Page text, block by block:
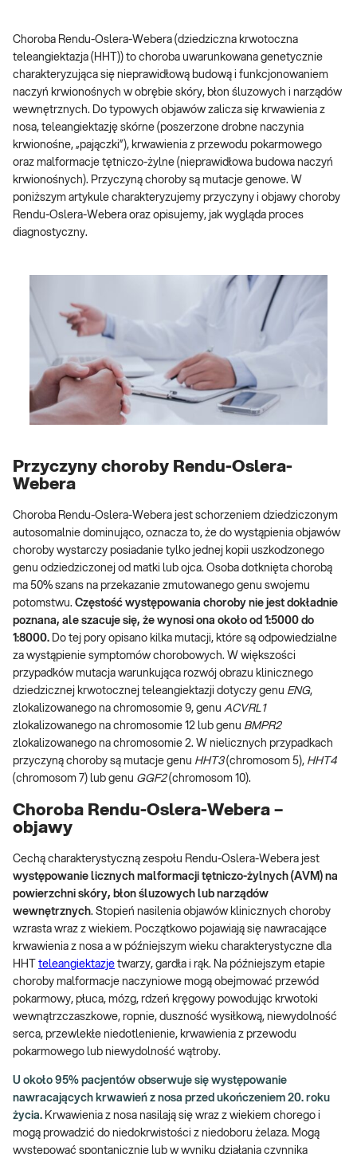
Choroba Rendu-Oslera-Webera (dziedziczna krwotoczna
teleangiektazja (HHT)) to choroba uwarunkowana genetycznie
charakteryzująca się nieprawidłową budową i funkcjonowaniem
naczyń krwionośnych w obrębie skóry, błon śluzowych i narządów
wewnętrznych. Do typowych objawów zalicza się krwawienia z
nosa, teleangiektazję skórne (poszerzone drobne naczynia
krwionośne, „pajączki”), krwawienia z przewodu pokarmowego
oraz malformacje tętniczo-żylne (nieprawidłowa budowa naczyń
krwionośnych). Przyczyną choroby są mutacje genowe. W
poniższym artykule charakteryzujemy przyczyny i objawy choroby
Rendu-Oslera-Webera oraz opisujemy, jak wygląda proces
diagnostyczny.
Przyczyny choroby Rendu-Oslera-
Webera
Choroba Rendu-Oslera-Webera jest schorzeniem dziedziczonym
autosomalnie dominująco, oznacza to, że do wystąpienia objawów
choroby wystarczy posiadanie tylko jednej kopii uszkodzonego
genu odziedziczonej od matki lub ojca. Osoba dotknięta chorobą
ma 50% szans na przekazanie zmutowanego genu swojemu
potomstwu. Częstość występowania choroby nie jest dokładnie
poznana, ale szacuje się, że wynosi ona około od 1:5000 do
1:8000. Do tej pory opisano kilka mutacji, które są odpowiedzialne
za wystąpienie symptomów chorobowych. W większości
przypadków mutacja warunkująca rozwój obrazu klinicznego
dziedzicznej krwotocznej teleangiektazji dotyczy genu ENG,
zlokalizowanego na chromosomie 9, genu ACVRL1
zlokalizowanego na chromosomie 12 lub genu BMPR2
zlokalizowanego na chromosomie 2. W nielicznych przypadkach
przyczyną choroby są mutacje genu HHT3(chromosom 5), HHT4
(chromosom 7) lub genu GGF2(chromosom 10).
Choroba Rendu-Oslera-Webera –
objawy
Cechą charakterystyczną zespołu Rendu-Oslera-Webera jest
występowanie licznych malformacji tętniczo-żylnych (AVM) na
powierzchni skóry, błon śluzowych lub narządów
wewnętrznych. Stopień nasilenia objawów klinicznych choroby
wzrasta wraz z wiekiem. Początkowo pojawiają się nawracające
krwawienia z nosa a w późniejszym wieku charakterystyczne dla
HHT teleangiektazje twarzy, gardła i rąk. Na późniejszym etapie
choroby malformacje naczyniowe mogą obejmować przewód
pokarmowy, płuca, mózg, rdzeń kręgowy powodując krwotoki
wewnątrzczaszkowe, ropnie, duszność wysiłkową, niewydolność
serca, przewlekłe niedotlenienie, krwawienia z przewodu
pokarmowego lub niewydolność wątroby.
U około 95% pacjentów obserwuje się występowanie
nawracających krwawień z nosa przed ukończeniem 20. roku
życia. Krwawienia z nosa nasilają się wraz z wiekiem chorego i
mogą prowadzić do niedokrwistości z niedoboru żelaza. Mogą
występować spontanicznie lub w wyniku działania czynnika